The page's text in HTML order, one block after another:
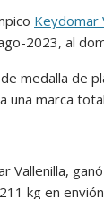
Keydomar
2023, al
medalla de
una marca
Vallenilla,
kg en